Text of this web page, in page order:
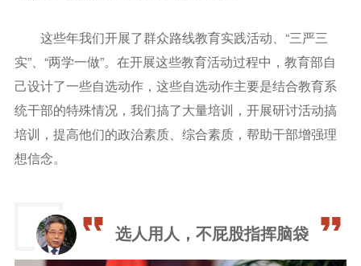
这些年我们开展了群众路线教育实践活动、“三严三
实”、“两学一做”。在开展这些教育活动过程中，教育部自
己设计了一些自选动作，这些自选动作主要是结合教育系
统干部的特殊情况，我们搞了大量培训，开展研讨活动搞
培训，提高他们的政治素质、综合素质，帮助干部增强理
想信念。
选人用人，不屁股指挥脑袋